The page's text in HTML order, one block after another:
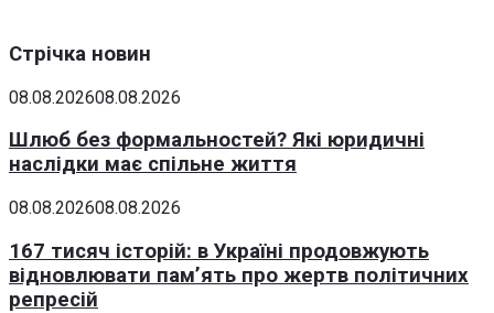
Стрічка новин
08.08.202608.08.2026
Шлюб без формальностей? Які юридичні
наслідки має спільне життя
08.08.202608.08.2026
167 тисяч історій: в Україні продовжують
відновлювати пам’ять про жертв політичних
репресій